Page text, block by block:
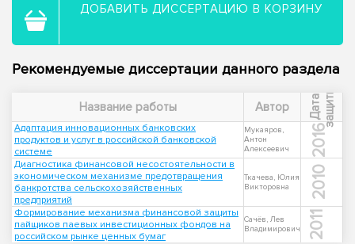
ДОБАВИТЬ ДИССЕРТАЦИЮ В КОРЗИНУ
Рекомендуемые диссертации данного раздела
Название работы Автор Д
а
т
а
з
а
щ
и
т ы
Адаптация инновационных банковских
продуктов и услуг в российской банковской
системе
Мукаяров,
Антон
Алексеевич
2016
Диагностика финансовой несостоятельности в
экономическом механизме предотвращения
банкротства сельскохозяйственных
предприятий
Ткачева, Юлия
Викторовна
2010
Формирование механизма финансовой защиты
пайщиков паевых инвестиционных фондов на
российском рынке ценных бумаг
Сачёв, Лев
Владимирович
2011